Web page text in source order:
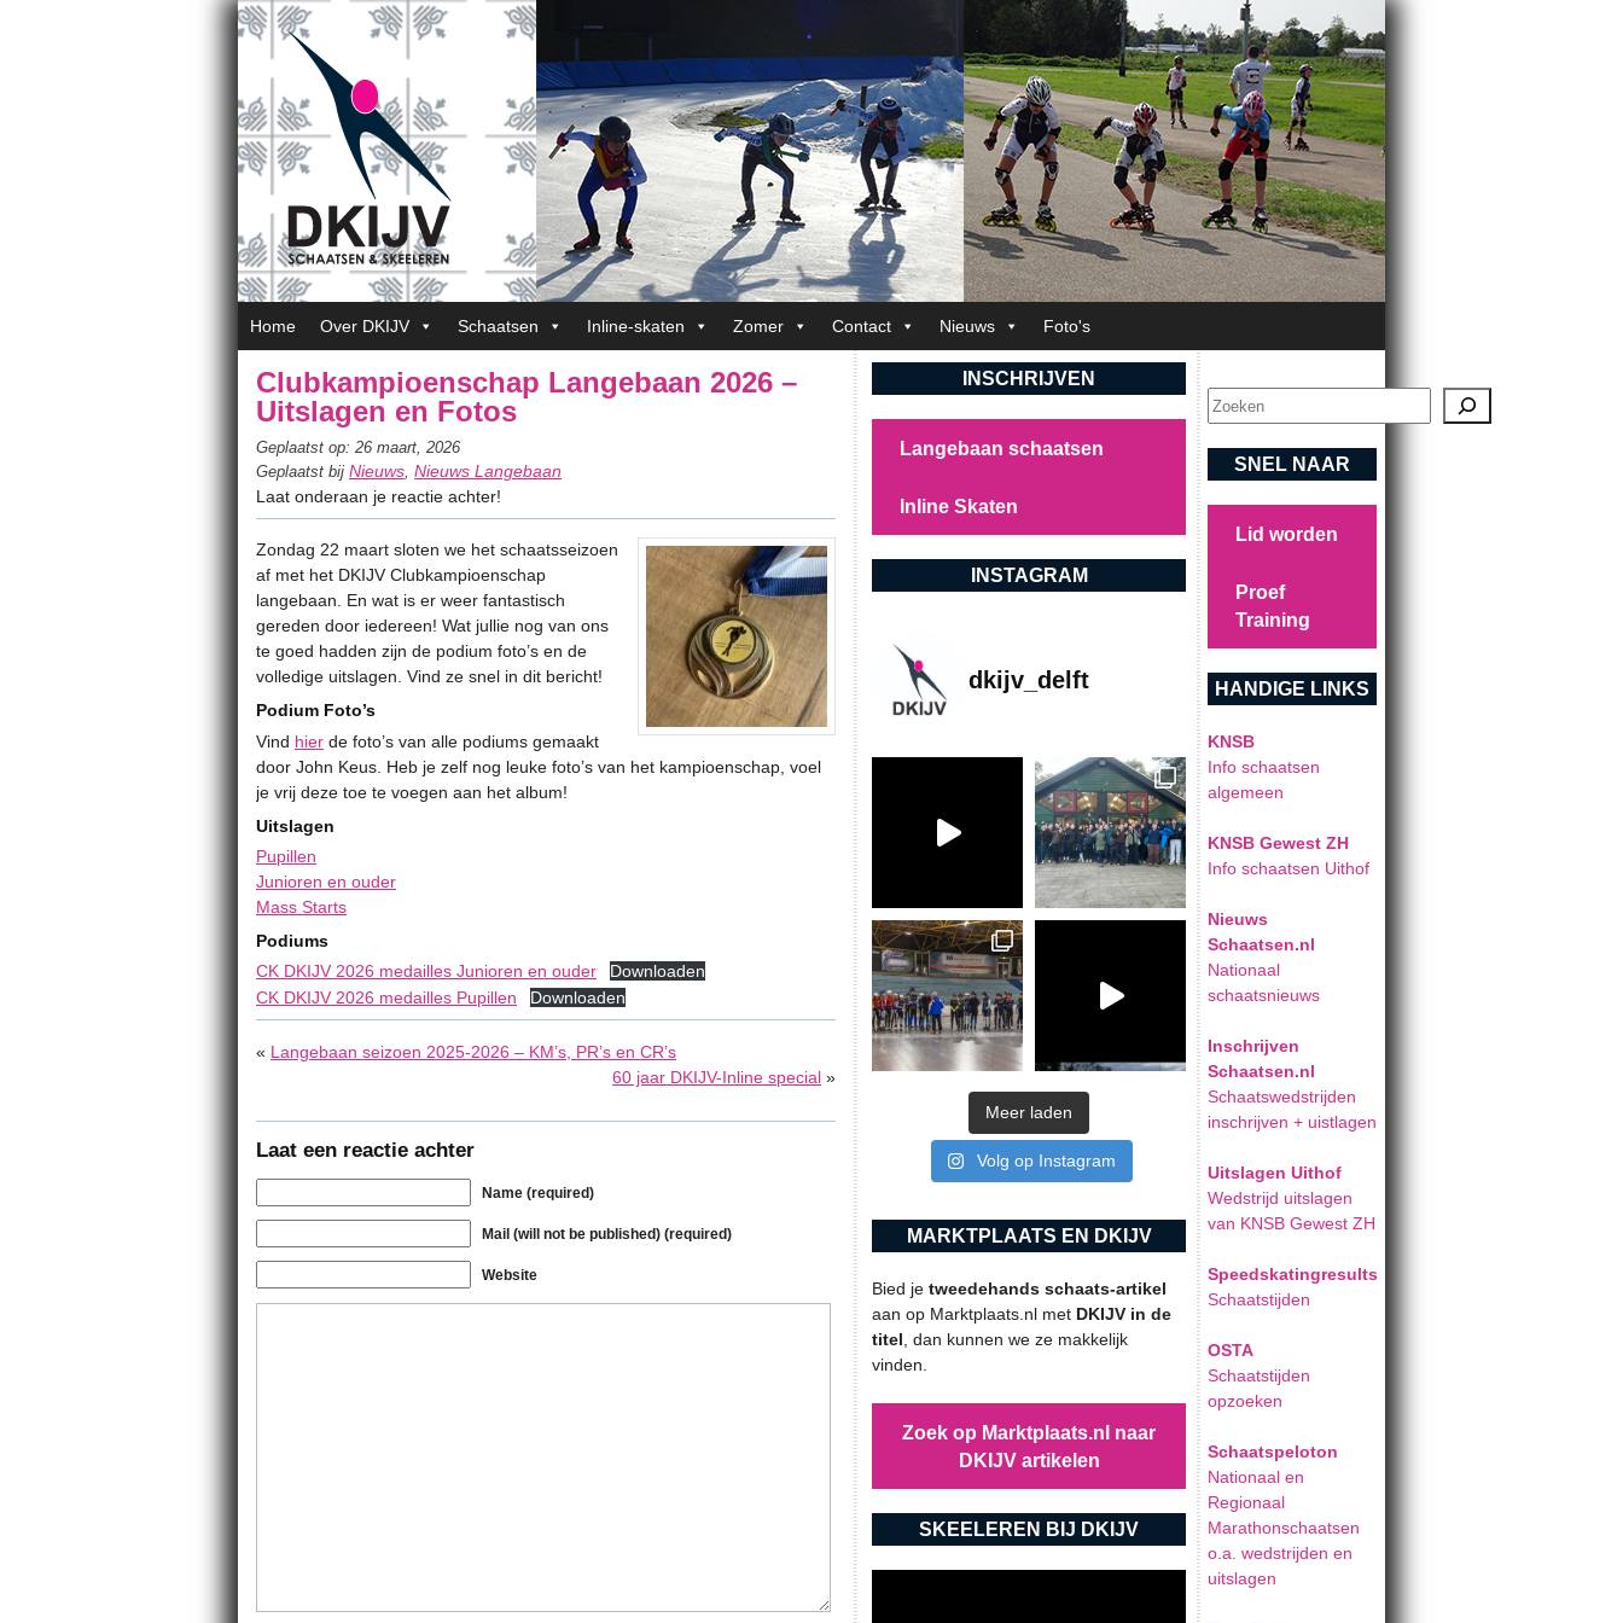
Home Over DKIJV Schaatsen Inline-skaten Zomer Contact Nieuws Foto's
Clubkampioenschap Langebaan 2026 –
Uitslagen en Fotos
Geplaatst op: 26 maart, 2026
Geplaatst bij Nieuws, Nieuws Langebaan
Laat onderaan je reactie achter!
Zondag 22 maart sloten we het schaatsseizoen
af met het DKIJV Clubkampioenschap
langebaan. En wat is er weer fantastisch
gereden door iedereen! Wat jullie nog van ons
te goed hadden zijn de podium foto’s en de
volledige uitslagen. Vind ze snel in dit bericht!
Podium Foto’s
Vind hier de foto’s van alle podiums gemaakt
door John Keus. Heb je zelf nog leuke foto’s van het kampioenschap, voel
je vrij deze toe te voegen aan het album!
Uitslagen
Pupillen
Junioren en ouder
Mass Starts
Podiums
CK DKIJV 2026 medailles Junioren en ouder
Downloaden
CK DKIJV 2026 medailles Pupillen
Downloaden
« Langebaan seizoen 2025-2026 – KM’s, PR’s en CR’s
60 jaar DKIJV-Inline special »
Laat een reactie achter
Name (required)
Mail (will not be published) (required)
Website
INSCHRIJVEN
Langebaan schaatsen
Inline Skaten
INSTAGRAM
dkijv_delft
Meer laden
Volg op Instagram
MARKTPLAATS EN DKIJV
Bied je tweedehands schaats-artikel
aan op Marktplaats.nl met DKIJV in de
titel , dan kunnen we ze makkelijk
vinden.
Zoek op Marktplaats.nl naar
DKIJV artikelen
SKEELEREN BIJ DKIJV
Zoeken
SNEL NAAR
Lid worden
Proef
Training
HANDIGE LINKS
KNSB
Info schaatsen
algemeen
KNSB Gewest ZH
Info schaatsen Uithof
Nieuws
Schaatsen.nl
Nationaal
schaatsnieuws
Inschrijven
Schaatsen.nl
Schaatswedstrijden
inschrijven + uistlagen
Uitslagen Uithof
Wedstrijd uitslagen
van KNSB Gewest ZH
Speedskatingresults
Schaatstijden
OSTA
Schaatstijden
opzoeken
Schaatspeloton
Nationaal en
Regionaal
Marathonschaatsen
o.a. wedstrijden en
uitslagen